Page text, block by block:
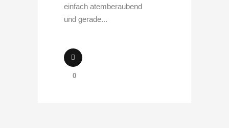
einfach atemberaubend
und gerade...
0